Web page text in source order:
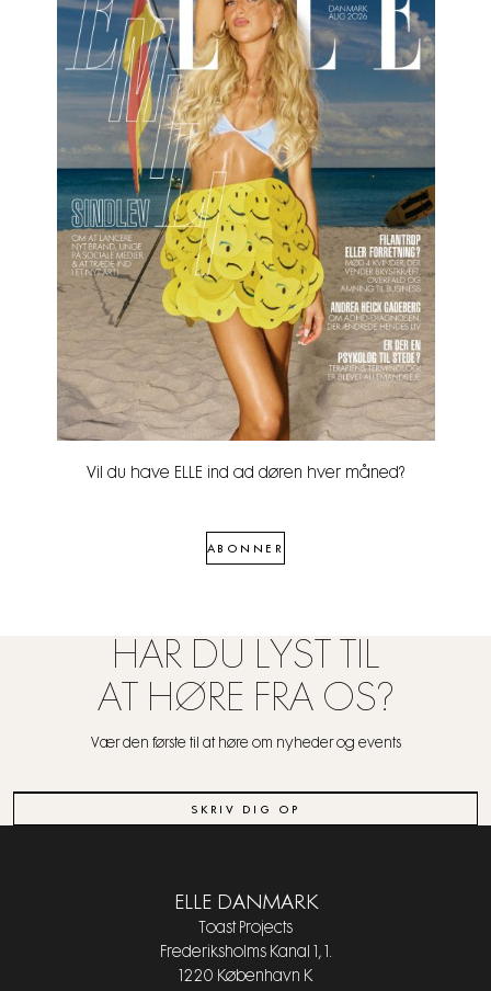
Vil du have ELLE ind ad døren hver måned?
ABONNER
HAR DU LYST TIL
AT HØRE FRA OS?
Vær den første til at høre om nyheder og events
SKRIV DIG OP
ELLE DANMARK
Toast Projects
Frederiksholms Kanal 1, 1.
1220 København K